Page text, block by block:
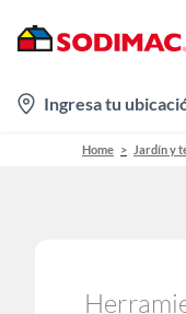
location-
icon
Ingresa tu
Home Jardín y